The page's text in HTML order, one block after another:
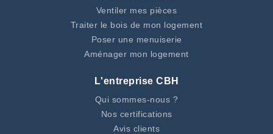
Ventiler mes pièces
Traiter le bois de mon logement
Poser une menuiserie
Aménager mon logement
L'entreprise CBH
Qui sommes-nous ?
Nos certifications
Avis clients